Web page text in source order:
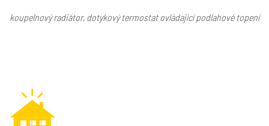
koupelnový radiátor, dotykový termostat ovládající podlahové topení